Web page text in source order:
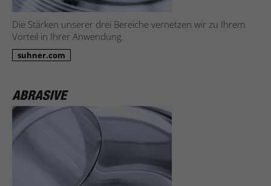
Die Stärken unserer drei Bereiche vernetzen wir zu Ihrem
Vorteil in Ihrer Anwendung.
suhner.com